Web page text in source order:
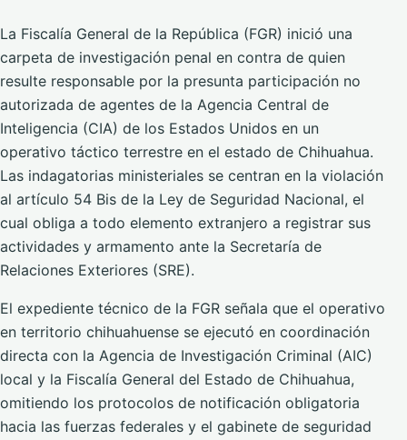
La Fiscalía General de la República (FGR) inició una
carpeta de investigación penal en contra de quien
resulte responsable por la presunta participación no
autorizada de agentes de la Agencia Central de
Inteligencia (CIA) de los Estados Unidos en un
operativo táctico terrestre en el estado de Chihuahua.
Las indagatorias ministeriales se centran en la violación
al artículo 54 Bis de la Ley de Seguridad Nacional, el
cual obliga a todo elemento extranjero a registrar sus
actividades y armamento ante la Secretaría de
Relaciones Exteriores (SRE).
El expediente técnico de la FGR señala que el operativo
en territorio chihuahuense se ejecutó en coordinación
directa con la Agencia de Investigación Criminal (AIC)
local y la Fiscalía General del Estado de Chihuahua,
omitiendo los protocolos de notificación obligatoria
hacia las fuerzas federales y el gabinete de seguridad